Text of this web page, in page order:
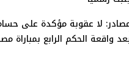
لا عقوبة مؤكدة على
واقعة الحكم الرابع بمباراة